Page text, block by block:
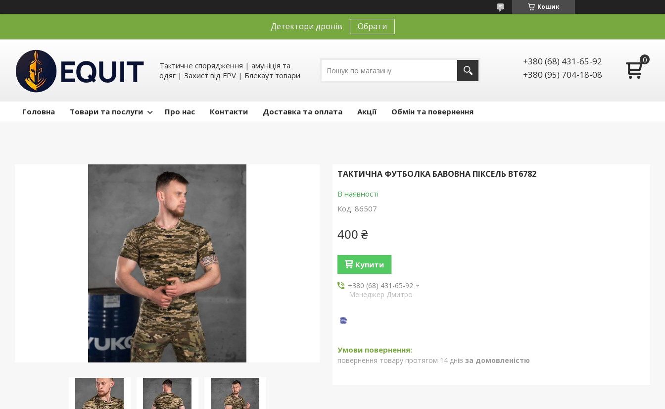
Кошик
Детектори дронів Обрати
Тактичне спорядження | амуніція та
одяг | Захист від FPV | Блекаут товари
+380 (68) 431-65-92
+380 (95) 704-18-08
Головна Товари та послуги Про нас Контакти Доставка та оплата Акції Обмін та повернення
ТАКТИЧНА ФУТБОЛКА БАВОВНА ПІКСЕЛЬ ВТ6782
В наявності
Код: 86507
400 ₴
Купити
+380 (68) 431-65-92
Менеджер Дмитро
повернення товару протягом 14 днів за домовленістю